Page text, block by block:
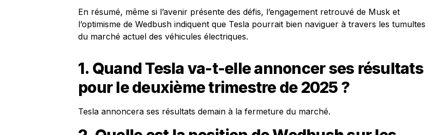
En résumé, même si l’avenir présente des défis, l’engagement retrouvé de Musk et
l’optimisme de Wedbush indiquent que Tesla pourrait bien naviguer à travers les tumultes
du marché actuel des véhicules électriques.
1. Quand Tesla va-t-elle annoncer ses résultats
pour le deuxième trimestre de 2025 ?
Tesla annoncera ses résultats demain à la fermeture du marché.